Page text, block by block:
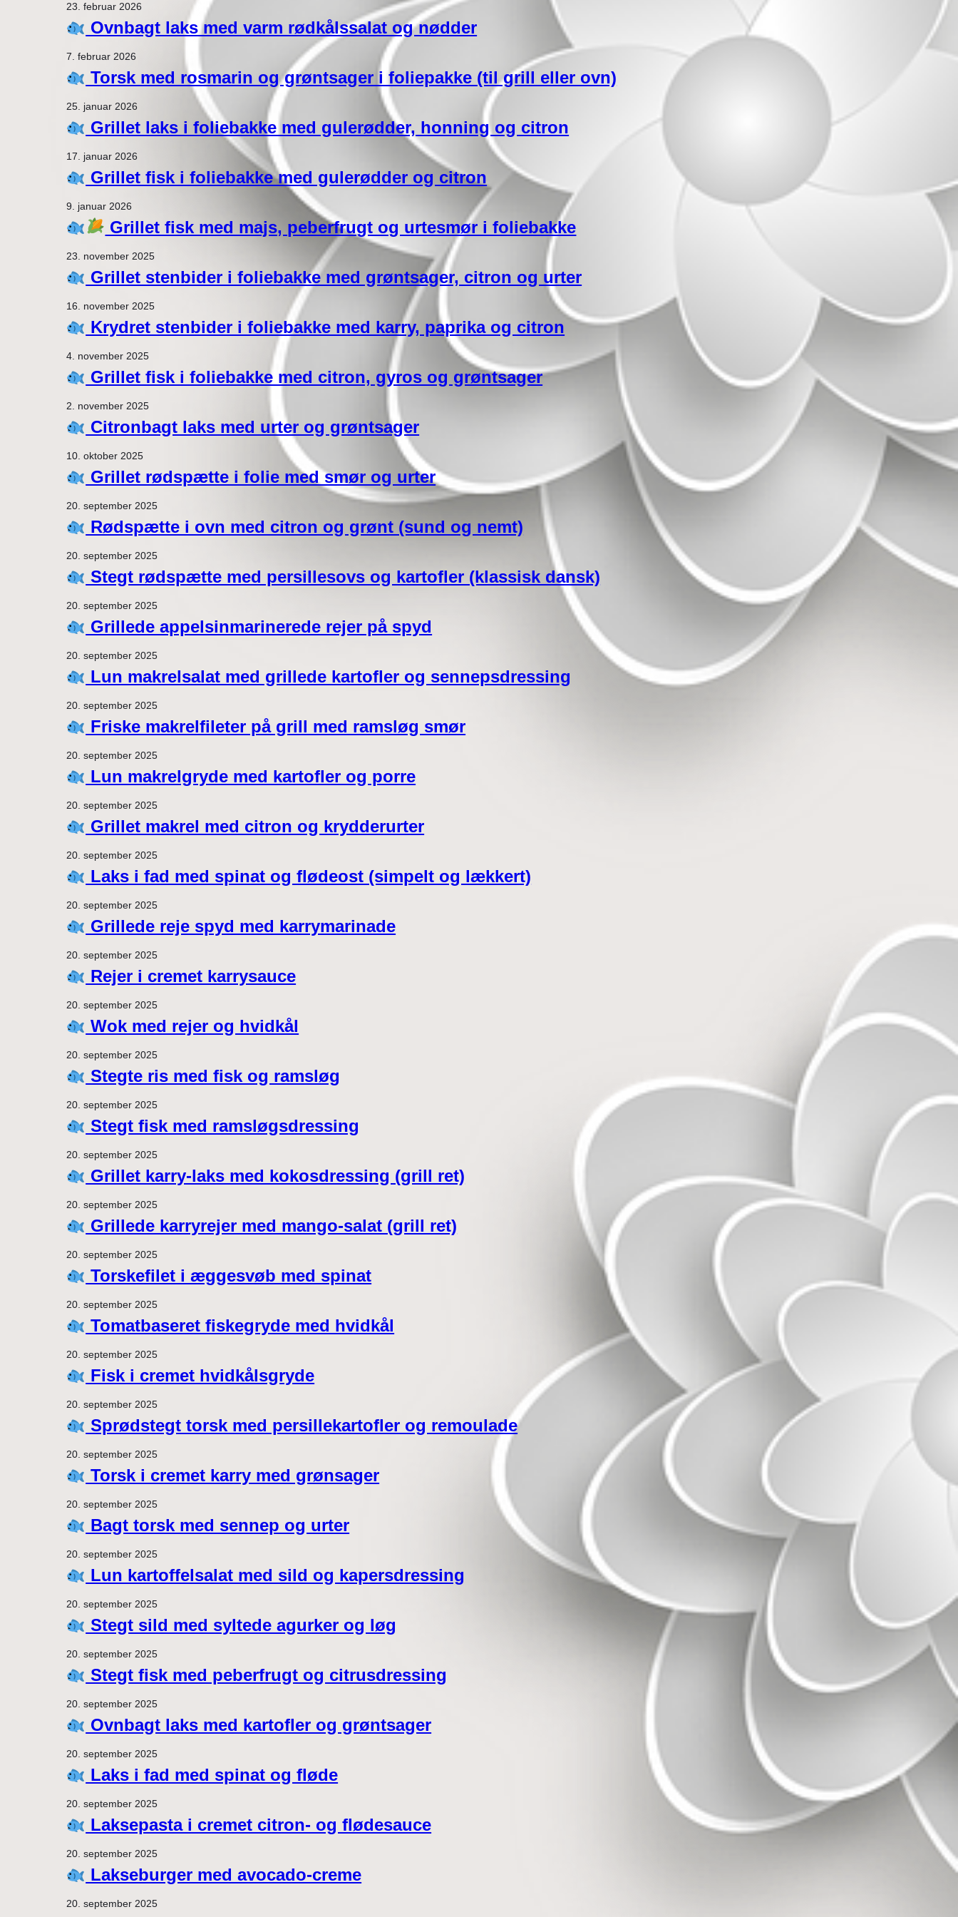
23. februar 2026
Ovnbagt laks med varm rødkålssalat og nødder
7. februar 2026
Torsk med rosmarin og grøntsager i foliepakke (til grill eller ovn)
25. januar 2026
Grillet laks i foliebakke med gulerødder, honning og citron
17. januar 2026
Grillet fisk i foliebakke med gulerødder og citron
9. januar 2026
Grillet fisk med majs, peberfrugt og urtesmør i foliebakke
23. november 2025
Grillet stenbider i foliebakke med grøntsager, citron og urter
16. november 2025
Krydret stenbider i foliebakke med karry, paprika og citron
4. november 2025
Grillet fisk i foliebakke med citron, gyros og grøntsager
2. november 2025
Citronbagt laks med urter og grøntsager
10. oktober 2025
Grillet rødspætte i folie med smør og urter
20. september 2025
Rødspætte i ovn med citron og grønt (sund og nemt)
20. september 2025
Stegt rødspætte med persillesovs og kartofler (klassisk dansk)
20. september 2025
Grillede appelsinmarinerede rejer på spyd
20. september 2025
Lun makrelsalat med grillede kartofler og sennepsdressing
20. september 2025
Friske makrelfileter på grill med ramsløg smør
20. september 2025
Lun makrelgryde med kartofler og porre
20. september 2025
Grillet makrel med citron og krydderurter
20. september 2025
Laks i fad med spinat og flødeost (simpelt og lækkert)
20. september 2025
Grillede reje spyd med karrymarinade
20. september 2025
Rejer i cremet karrysauce
20. september 2025
Wok med rejer og hvidkål
20. september 2025
Stegte ris med fisk og ramsløg
20. september 2025
Stegt fisk med ramsløgsdressing
20. september 2025
Grillet karry-laks med kokosdressing (grill ret)
20. september 2025
Grillede karryrejer med mango-salat (grill ret)
20. september 2025
Torskefilet i æggesvøb med spinat
20. september 2025
Tomatbaseret fiskegryde med hvidkål
20. september 2025
Fisk i cremet hvidkålsgryde
20. september 2025
Sprødstegt torsk med persillekartofler og remoulade
20. september 2025
Torsk i cremet karry med grønsager
20. september 2025
Bagt torsk med sennep og urter
20. september 2025
Lun kartoffelsalat med sild og kapersdressing
20. september 2025
Stegt sild med syltede agurker og løg
20. september 2025
Stegt fisk med peberfrugt og citrusdressing
20. september 2025
Ovnbagt laks med kartofler og grøntsager
20. september 2025
Laks i fad med spinat og fløde
20. september 2025
Laksepasta i cremet citron- og flødesauce
20. september 2025
Lakseburger med avocado-creme
20. september 2025